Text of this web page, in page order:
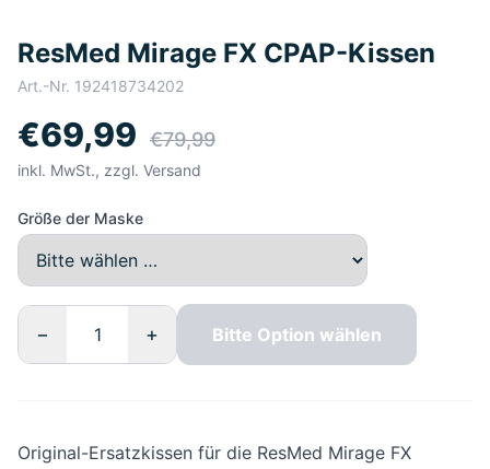
ResMed Mirage FX CPAP-Kissen
Art.-Nr. 192418734202
€69,99 €79,99
inkl. MwSt., zzgl. Versand
Größe der Maske
− + Bitte Option wählen
Original-Ersatzkissen für die ResMed Mirage FX